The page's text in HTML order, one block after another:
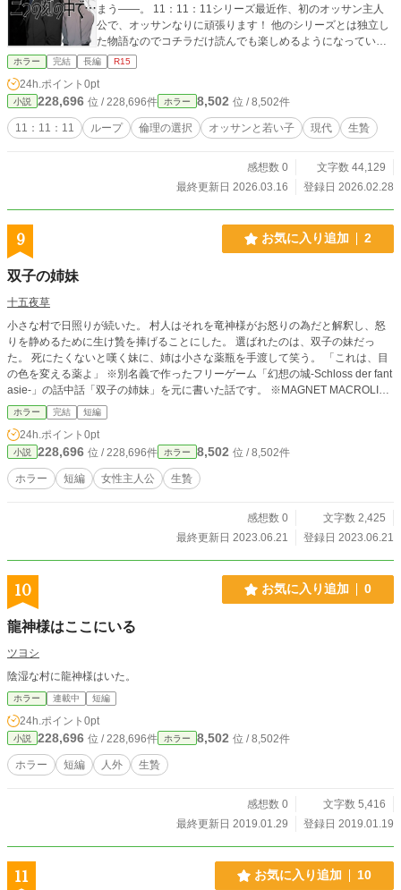
まう――。 11：11：11シリーズ最近作、初のオッサン主人
公で、オッサンなりに頑張ります！ 他のシリーズとは独立し
た物語なのでコチラだけ読んでも楽しめるようになっていま
す。 小説家になろうのほうでも連載しています
ホラー 完結 長編 R15
24h.ポイント 0pt
小説 228,696 位 / 228,696件 ホラー 8,502 位 / 8,502件
11：11：11 ループ 倫理の選択 オッサンと若い子 現代 生贄
感想数 0
文字数 44,129
最終更新日 2026.03.16
登録日 2026.02.28
9 お気に入り追加 2
双子の姉妹
十五夜草
小さな村で日照りが続いた。 村人はそれを竜神様がお怒りの為だと解釈し、怒
りを静めるために生け贄を捧げることにした。 選ばれたのは、双子の妹だっ
た。 死にたくないと嘆く妹に、姉は小さな薬瓶を手渡して笑う。 「これは、目
の色を変える薬よ」 ※別名義で作ったフリーゲーム「幻想の城-Schloss der fant
asie-」の話中話「双子の姉妹」を元に書いた話です。 ※MAGNET MACROLINK
で掲載していました。
ホラー 完結 短編
24h.ポイント 0pt
小説 228,696 位 / 228,696件 ホラー 8,502 位 / 8,502件
ホラー 短編 女性主人公 生贄
感想数 0
文字数 2,425
最終更新日 2023.06.21
登録日 2023.06.21
10 お気に入り追加 0
龍神様はここにいる
ツヨシ
陰湿な村に龍神様はいた。
ホラー 連載中 短編
24h.ポイント 0pt
小説 228,696 位 / 228,696件 ホラー 8,502 位 / 8,502件
ホラー 短編 人外 生贄
感想数 0
文字数 5,416
最終更新日 2019.01.29
登録日 2019.01.19
11 お気に入り追加 10